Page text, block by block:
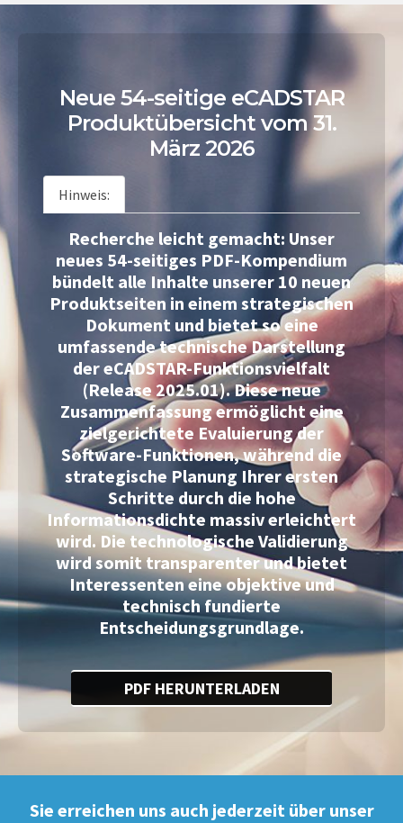
Neue 54-seitige eCADSTAR
Produktübersicht vom 31.
März 2026
Hinweis:
Recherche leicht gemacht: Unser
neues 54-seitiges PDF-Kompendium
bündelt alle Inhalte unserer 10 neuen
Produktseiten in einem strategischen
Dokument und bietet so eine
umfassende technische Darstellung
der eCADSTAR-Funktionsvielfalt
(Release 2025.01). Diese neue
Zusammenfassung ermöglicht eine
zielgerichtete Evaluierung der
Software-Funktionen, während die
strategische Planung Ihrer ersten
Schritte durch die hohe
Informationsdichte massiv erleichtert
wird. Die technologische Validierung
wird somit transparenter und bietet
Interessenten eine objektive und
technisch fundierte
Entscheidungsgrundlage.
PDF HERUNTERLADEN
Sie erreichen uns auch jederzeit über unser